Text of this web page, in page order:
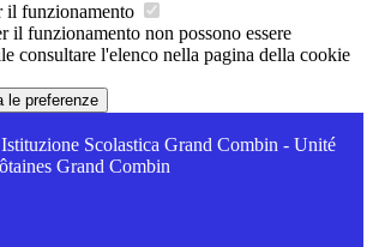
il funzionamento
il funzionamento non possono essere
consultare l'elenco nella pagina della cookie
le preferenze
Istituzione Scolastica Grand Combin - Unité
Grand Combin